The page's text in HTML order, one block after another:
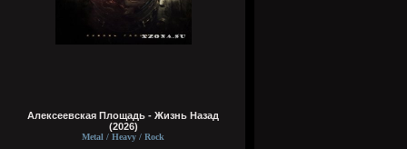
Алексеевская Площадь - Жизнь Назад
(2026)
Metal / Heavy / Rock